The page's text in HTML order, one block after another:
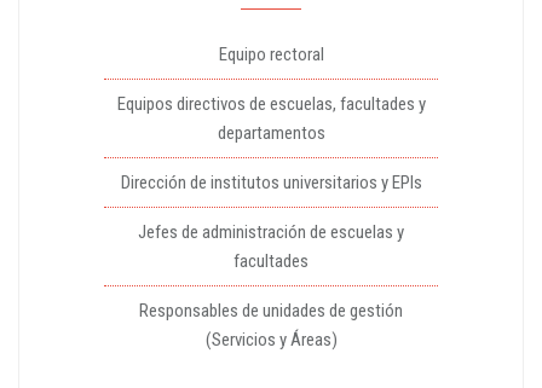
Equipo rectoral
Equipos directivos de escuelas, facultades y
departamentos
Dirección de institutos universitarios y EPIs
Jefes de administración de escuelas y
facultades
Responsables de unidades de gestión
(Servicios y Áreas)